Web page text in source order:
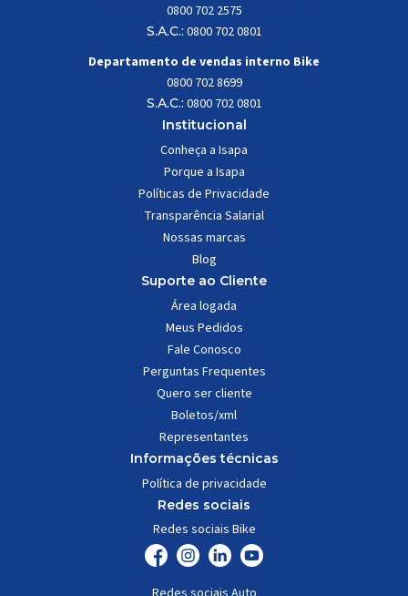
0800 702 2575
S.A.C.: 0800 702 0801
Departamento de vendas interno Bike
0800 702 8699
S.A.C.: 0800 702 0801
Institucional
Conheça a Isapa
Porque a Isapa
Políticas de Privacidade
Transparência Salarial
Nossas marcas
Blog
Suporte ao Cliente
Área logada
Meus Pedidos
Fale Conosco
Perguntas Frequentes
Quero ser cliente
Boletos/xml
Representantes
Informações técnicas
Política de privacidade
Redes sociais
Redes sociais Bike